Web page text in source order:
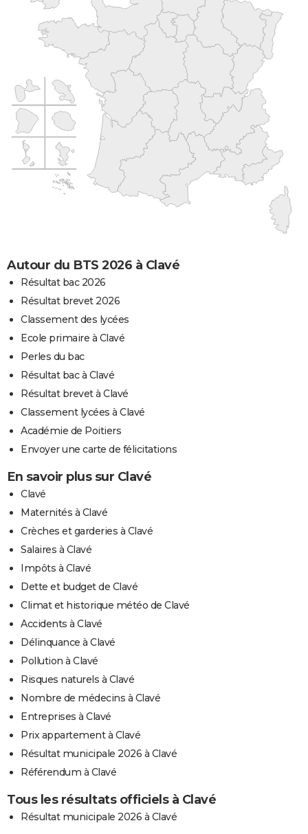
Autour du BTS 2026 à Clavé
Résultat bac 2026
Résultat brevet 2026
Classement des lycées
Ecole primaire à Clavé
Perles du bac
Résultat bac à Clavé
Résultat brevet à Clavé
Classement lycées à Clavé
Académie de Poitiers
Envoyer une carte de félicitations
En savoir plus sur Clavé
Clavé
Maternités à Clavé
Crèches et garderies à Clavé
Salaires à Clavé
Impôts à Clavé
Dette et budget de Clavé
Climat et historique météo de Clavé
Accidents à Clavé
Délinquance à Clavé
Pollution à Clavé
Risques naturels à Clavé
Nombre de médecins à Clavé
Entreprises à Clavé
Prix appartement à Clavé
Résultat municipale 2026 à Clavé
Référendum à Clavé
Tous les résultats officiels à Clavé
Résultat municipale 2026 à Clavé